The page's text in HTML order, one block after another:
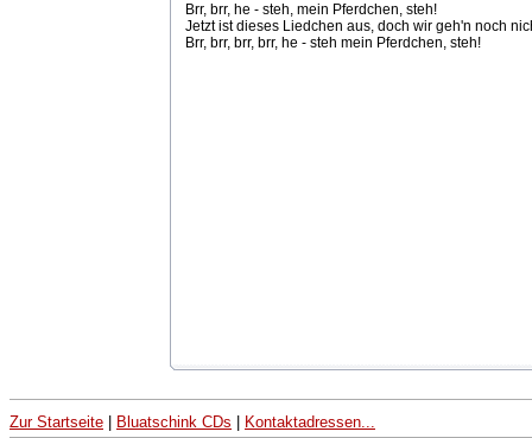
Brr, brr, he - steh, mein Pferdchen, steh!
Jetzt ist dieses Liedchen aus, doch wir geh'n noch
Brr, brr, brr, brr, he - steh mein Pferdchen, steh!
Zur Startseite Bluatschink CDs Kontaktadressen...